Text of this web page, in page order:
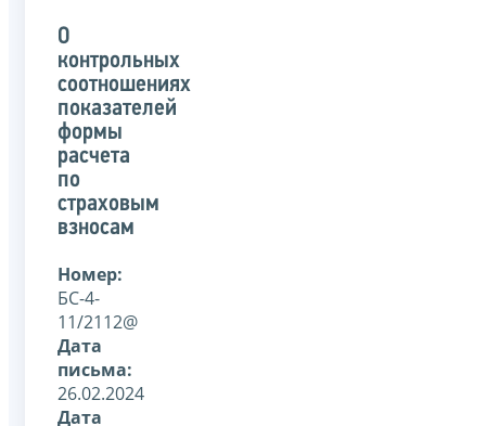
указанного
письма
О
контрольных
соотношениях
показателей
формы
расчета
по
страховым
взносам
Номер:
БС-4-
11/2112@
Дата
письма:
26.02.2024
Дата